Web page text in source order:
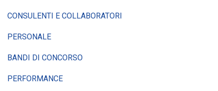
CONSULENTI E COLLABORATORI
PERSONALE
BANDI DI CONCORSO
PERFORMANCE